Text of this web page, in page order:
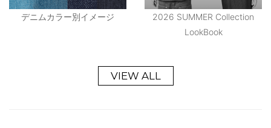
デニムカラー別イメージ
2026 SUMMER Collection
LookBook
VIEW ALL